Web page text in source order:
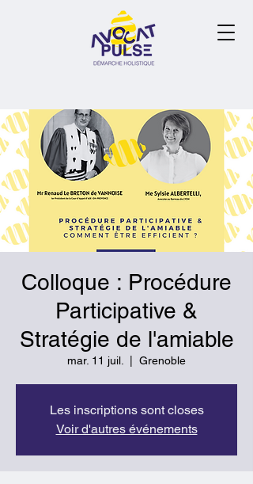
Colloque : Procédure
Participative &
Stratégie de l'amiable
mar. 11 juil. Grenoble
Les inscriptions sont closes
Voir d'autres événements